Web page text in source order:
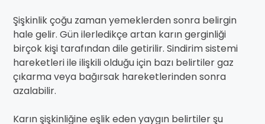
Şişkinlik çoğu zaman yemeklerden sonra belirgin
hale gelir. Gün ilerledikçe artan karın gerginliği
birçok kişi tarafından dile getirilir. Sindirim sistemi
hareketleri ile ilişkili olduğu için bazı belirtiler gaz
çıkarma veya bağırsak hareketlerinden sonra
azalabilir.
Karın şişkinliğine eşlik eden yaygın belirtiler şu